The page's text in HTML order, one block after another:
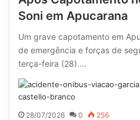
Soni em Apucarana
Um grave capotamento em
de emergência e forças de
terça-feira (28).…
28/07/2026 0 256